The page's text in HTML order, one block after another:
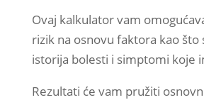
Ovaj kalkulator vam
rizik na osnovu faktora kao što
istorija bolesti i simptomi koje
Rezultati će vam pružiti